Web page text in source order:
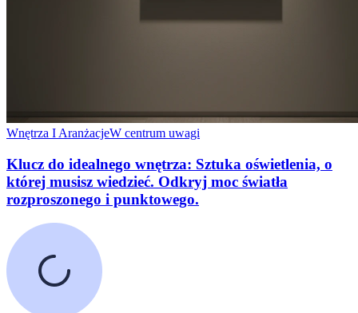
Wnętrza I AranżacjeW centrum uwagi
Klucz do idealnego wnętrza: Sztuka oświetlenia, o
której musisz wiedzieć. Odkryj moc światła
rozproszonego i punktowego.